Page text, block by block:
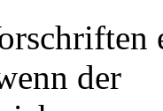
der